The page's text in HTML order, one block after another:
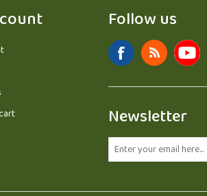
Follow us
Newsletter